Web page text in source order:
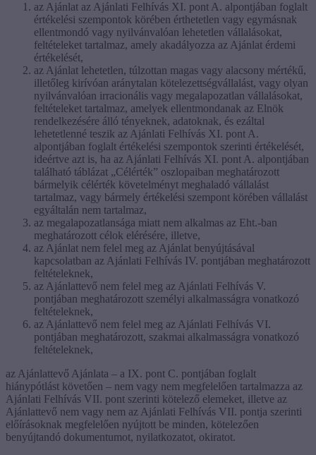
az Ajánlat az Ajánlati Felhívás XI. pont A. alpontjában foglalt
értékelési szempontok körében érthetetlen vagy egymásnak
ellentmondó vagy nyilvánvalóan lehetetlen vállalásokat,
feltételeket tartalmaz, amely akadályozza az Ajánlat érdemi
értékelését,
az Ajánlat lehetetlen, túlzottan magas vagy alacsony mértékű,
illetőleg kirívóan aránytalan kötelezettségvállalást, vagy olyan
nyilvánvalóan irracionális vagy megalapozatlan vállalásokat,
feltételeket tartalmaz, amelyek ellentmondanak az Elnök
rendelkezésére álló tényeknek, adatoknak, és ezáltal
lehetetlenné teszik az Ajánlati Felhívás XI. pont A.
alpontjában foglalt értékelési szempontok szerinti értékelését,
ideértve azt is, ha az Ajánlati Felhívás XI. pont A. alpontjában
található táblázat „Célérték” oszlopaiban meghatározott
bármelyik célérték követelményt meghaladó vállalást
tartalmaz, vagy bármely értékelési szempont körében vállalást
egyáltalán nem tartalmaz,
az megalapozatlansága miatt nem alkalmas az Eht.-ban
meghatározott célok elérésére, illetve,
az Ajánlat nem felel meg az Ajánlat benyújtásával
kapcsolatban az Ajánlati Felhívás IV. pontjában meghatározott
feltételeknek,
az Ajánlattevő nem felel meg az Ajánlati Felhívás V.
pontjában meghatározott személyi alkalmasságra vonatkozó
feltételeknek,
az Ajánlattevő nem felel meg az Ajánlati Felhívás VI.
pontjában meghatározott, szakmai alkalmasságra vonatkozó
feltételeknek,
az Ajánlattevő Ajánlata – a IX. pont C. pontjában foglalt
hiánypótlást követően – nem vagy nem megfelelően tartalmazza az
Ajánlati Felhívás VII. pont szerinti kötelező elemeket, illetve az
Ajánlattevő nem vagy nem az Ajánlati Felhívás VII. pontja szerinti
előírásoknak megfelelően nyújtott be minden, kötelezően
benyújtandó dokumentumot, nyilatkozatot, okiratot.